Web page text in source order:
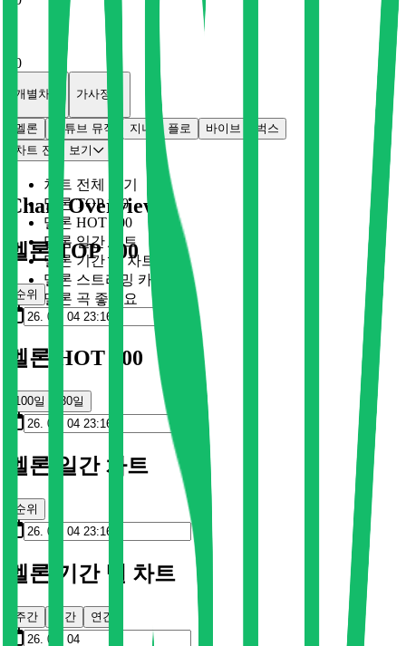
0
개별차트 가사정보
멜론 유튜브 뮤직 지니 플로 바이브
벅스
차트 전체 보기
차트 전체 보기
멜론 TOP 100
멜론 HOT 100
멜론 일간 차트
멜론 기간 별 차트
멜론 스트리밍 카드
멜론 곡 좋아요
Chart Overview
멜론 TOP 100
순위
멜론 HOT 100
100일 30일
멜론 일간 차트
순위
멜론 기간 별 차트
주간 월간 연간